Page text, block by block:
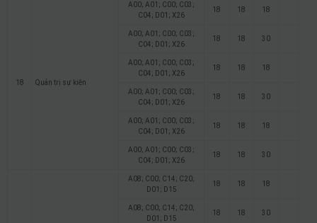
18 Quản trị sự kiện
A00; A01; C00; C03;
C04; D01; X26
18 18 18
A00; A01; C00; C03;
C04; D01; X26
18 18 30
A00; A01; C00; C03;
C04; D01; X26
18 18 18
A00; A01; C00; C03;
C04; D01; X26
18 18 30
A00; A01; C00; C03;
C04; D01; X26
18 18 18
A00; A01; C00; C03;
C04; D01; X26
18 18 30
A08; C00; C14; C20;
D01; D15
18 18 18
A08; C00; C14; C20;
D01; D15
18 18 30